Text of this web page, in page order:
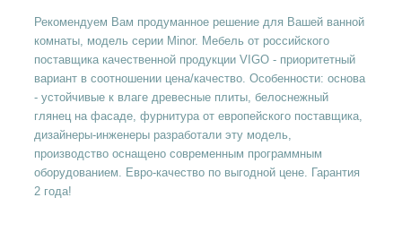
Рекомендуем Вам продуманное решение для Вашей ванной
комнаты, модель серии Minor. Мебель от российского
поставщика качественной продукции VIGO - приоритетный
вариант в соотношении цена/качество. Особенности: основа
- устойчивые к влаге древесные плиты, белоснежный
глянец на фасаде, фурнитура от европейского поставщика,
дизайнеры-инженеры разработали эту модель,
производство оснащено современным программным
оборудованием. Евро-качество по выгодной цене. Гарантия
2 года!